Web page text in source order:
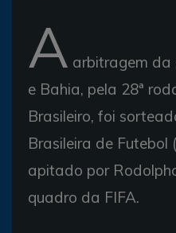
A arbitragem da
e Bahia, pela 28ª
Brasileiro, foi
Brasileira de Futebol
apitado por
quadro da FIFA.